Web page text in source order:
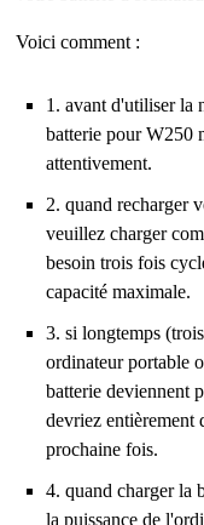
Voici comment :
1. avant d'utiliser la
batterie pour W250
attentivement.
2. quand recharger
veuillez charger
besoin trois fois
capacité maximale.
3. si longtemps
ordinateur portable
batterie deviennent
devriez entièrement
prochaine fois.
4. quand charger
la puissance de